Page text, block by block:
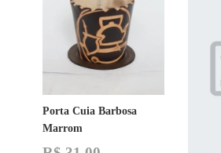
Porta Cuia Barbosa
Marrom